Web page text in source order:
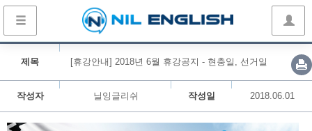
제목 [휴강안내] 2018년 6월 휴강공지 - 현충일, 선거일
작성자 닐잉글리쉬 작성일 2018.06.01